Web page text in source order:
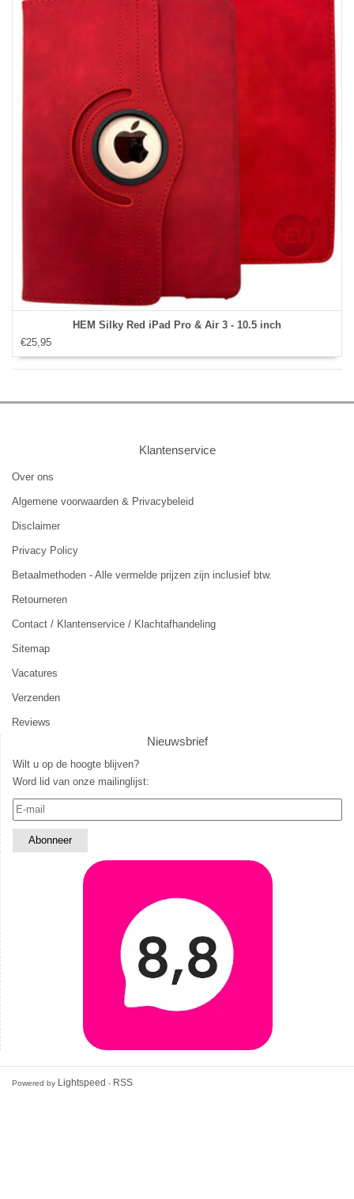
HEM Silky Red iPad Pro & Air 3 - 10.5 inch
€25,95
Klantenservice
Over ons
Algemene voorwaarden & Privacybeleid
Disclaimer
Privacy Policy
Betaalmethoden - Alle vermelde prijzen zijn inclusief btw.
Retourneren
Contact / Klantenservice / Klachtafhandeling
Sitemap
Vacatures
Verzenden
Reviews
Nieuwsbrief
Wilt u op de hoogte blijven?
Word lid van onze mailinglijst:
Powered by Lightspeed - RSS